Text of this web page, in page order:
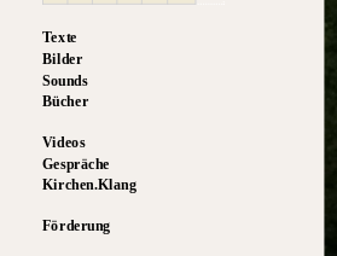
Texte
Bilder
Sounds
Bücher
Videos
Gespräche
Kirchen.Klang
Förderung